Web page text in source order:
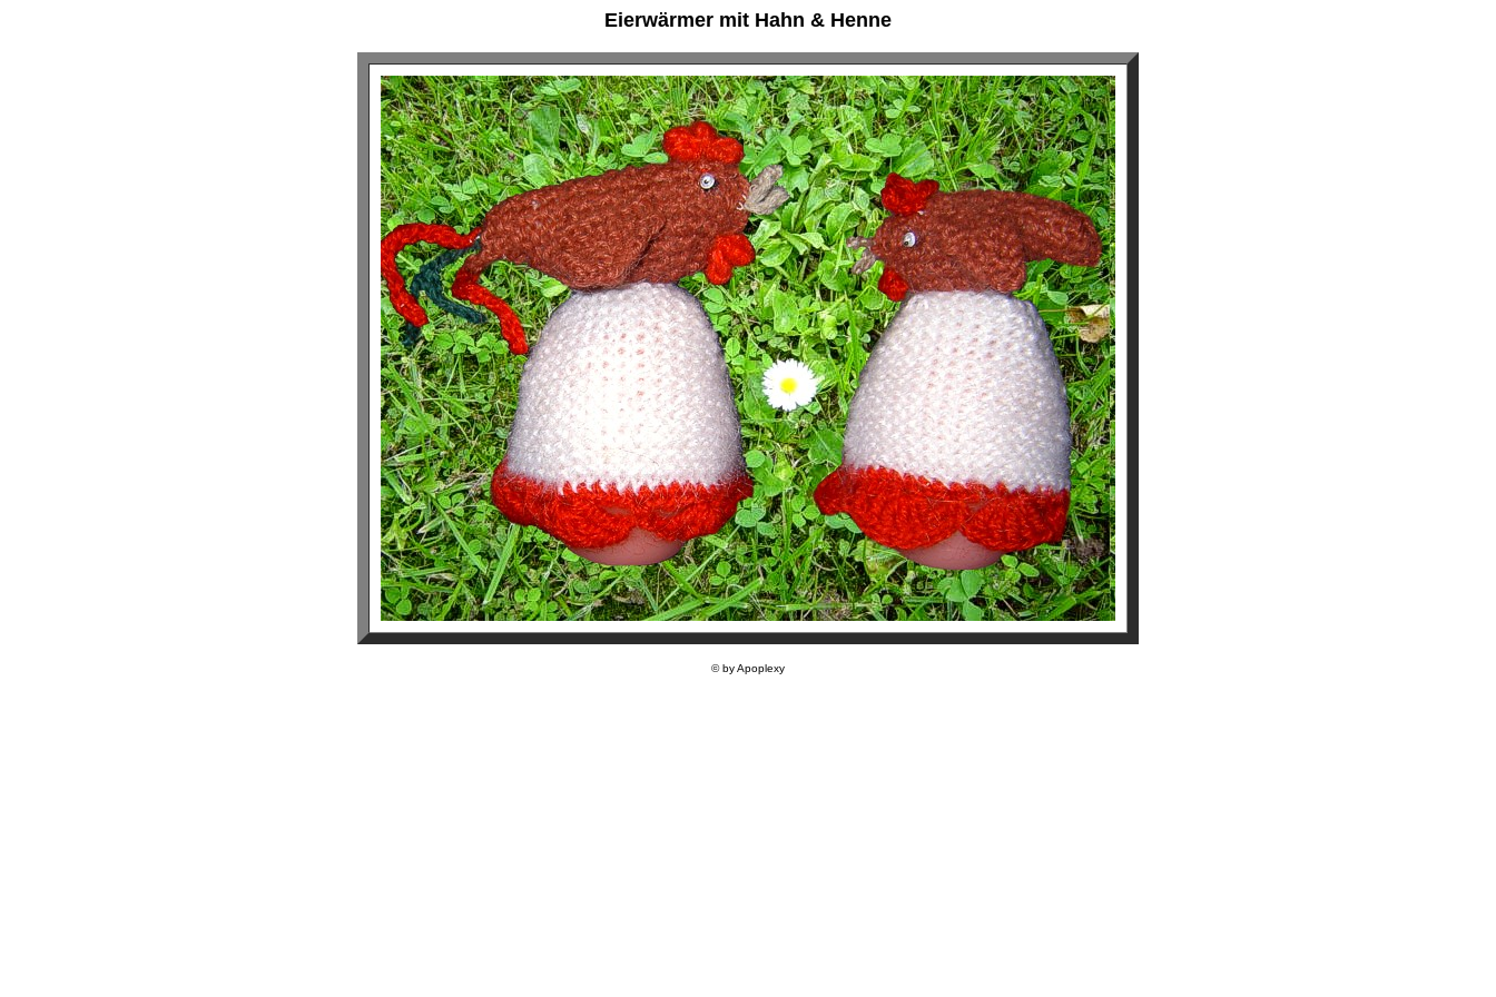
Eierwärmer mit Hahn & Henne
© by Apoplexy